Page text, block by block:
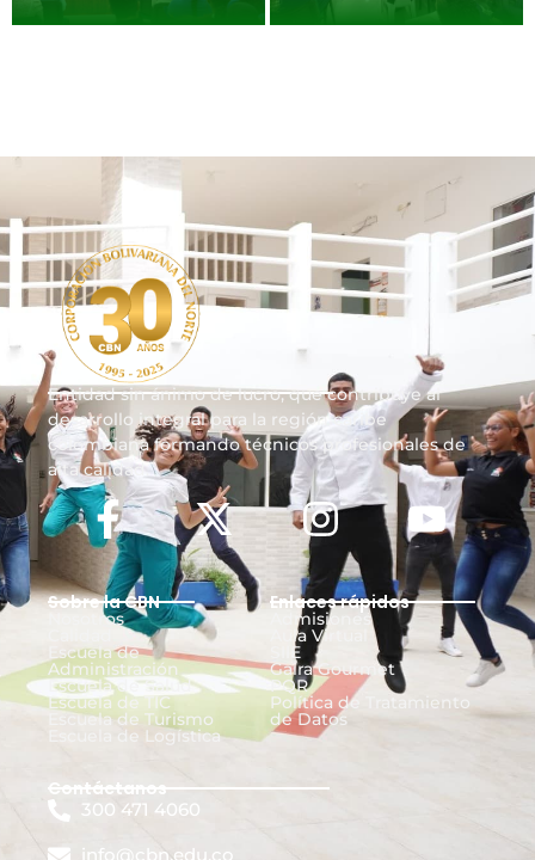
Entidad sin ánimo de lucro, que contribuye al
desarrollo integral para la región caribe
colombiana formando técnicos profesionales de
alta calidad.
Sobre la CBN
Nosotros
Escuela de
Administración
Escuela de Salud
Escuela de TIC
Escuela de Turismo
Escuela de Logística
Enlaces rápidos
Admisiones
Aula Virtual
SIIE
Gaira Gourmet
PQR
Política de Tratamiento
de Datos
Contáctanos
300 471 4060
info@cbn.edu.co